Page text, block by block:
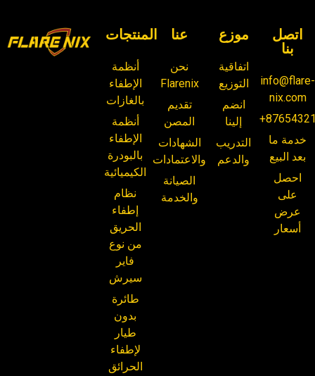
المنتجات
أنظمة
الإطفاء
بالغازات
أنظمة
الإطفاء
بالبودرة
الكيميائية
نظام
إطفاء
الحريق
من نوع
فاير
سيرش
طائرة
بدون
طيار
لإطفاء
الحرائق
عنا
نحن
Flarenix
تقديم
المصن
الشهادات
والاعتمادات
الصيانة
والخدمة
موزع
اتفاقية
التوزيع
انضم
إلينا
التدريب
والدعم
اتصل
بنا
info@flare-
nix.com
خدمة ما
بعد البيع
احصل
على
عرض
أسعار